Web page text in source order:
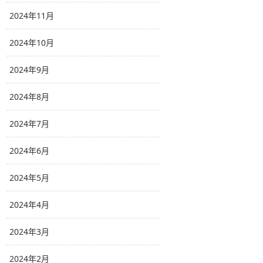
2024年11月
2024年10月
2024年9月
2024年8月
2024年7月
2024年6月
2024年5月
2024年4月
2024年3月
2024年2月